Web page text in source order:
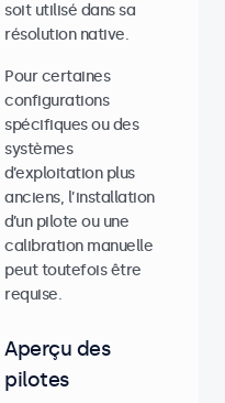
soit utilisé dans sa
résolution native.
Pour certaines
configurations
spécifiques ou des
systèmes
d’exploitation plus
anciens, l’installation
d’un pilote ou une
calibration manuelle
peut toutefois être
requise.
Aperçu des
pilotes